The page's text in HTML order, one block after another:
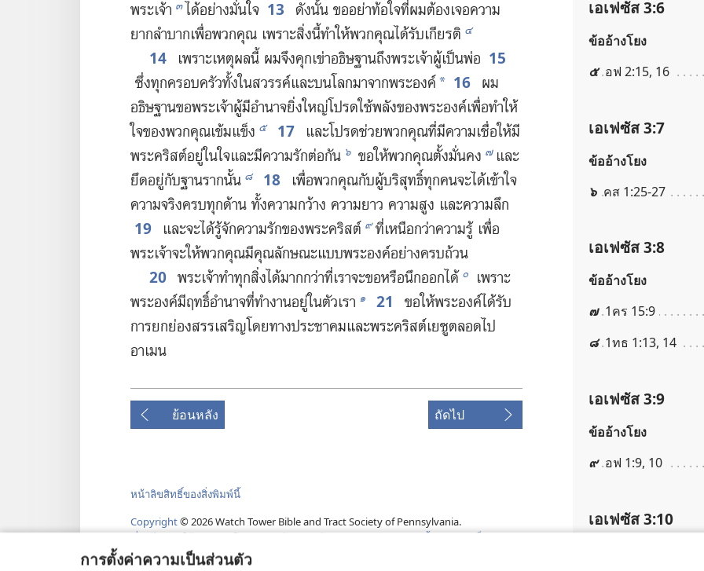
การตั้งค่าความเป็นส่วนตัว
พระเจ้า ๓ ได้​อย่าง​มั่น​ใจ 13 ดัง​นั้น ขอ​อย่า​ท้อ​ใจ​ที่​ผม​ต้อง​เจอ​ความ​
ยาก​ลำบาก​เพื่อ​พวก​คุณ เพราะ​สิ่ง​นี้​ทำ​ให้​พวก​คุณ​ได้​รับ​เกียรติ ๔
14 เพราะ​เหตุ​ผล​นี้ ผม​จึง​คุกเข่า​อธิษฐาน​ถึง​พระเจ้า​ผู้​เป็น​พ่อ 15
ซึ่ง​ทุก​ครอบครัว​ทั้ง​ใน​สวรรค์​และ​บน​โลก​มา​จาก​พระองค์* 16 ผม​
อธิษฐาน​ขอ​พระเจ้า​ผู้​มี​อำนาจ​ยิ่ง​ใหญ่​โปรด​ใช้​พลัง​ของ​พระองค์​เพื่อ​ทำ​ให้​
ใจ​ของ​พวก​คุณ​เข้มแข็ง ๕ 17
และ​โปรด​ช่วย​พวก​คุณ​ที่​มี​ความ​เชื่อ​ให้​มี​
พระ​คริสต์​อยู่​ใน​ใจ​และ​มี​ความ​รัก​ต่อ​กัน ๖ ขอ​ให้​พวก​คุณ​ตั้ง​มั่นคง ๗ และ​
ยึด​อยู่​กับ​ฐาน​ราก​นั้น ๘ 18
เพื่อ​พวก​คุณ​กับ​ผู้​บริสุทธิ์​ทุก​คน​จะ​ได้​เข้าใจ​
ความ​จริง​ครบ​ทุก​ด้าน ทั้ง​ความ​กว้าง ความ​ยาว ความ​สูง และ​ความ​ลึก
19 และ​จะ​ได้​รู้​จัก​ความ​รัก​ของ​พระ​คริสต์ ๙ ที่​เหนือ​กว่า​ความ​รู้ เพื่อ​
พระเจ้า​จะ​ให้​พวก​คุณ​มี​คุณลักษณะ​แบบ​พระองค์​อย่าง​ครบ​ถ้วน
20 พระเจ้า​ทำ​ทุก​สิ่ง​ได้​มาก​กว่า​ที่​เรา​จะ​ขอ​หรือ​นึก​ออก​ได้ ๐
เพราะ​
พระองค์​มี​ฤทธิ์​อำนาจ​ที่​ทำ​งาน​อยู่​ใน​ตัว​เรา ๑ 21
ขอ​ให้​พระองค์​ได้​รับ​
การ​ยกย่อง​สรรเสริญ​โดย​ทาง​ประชาคม​และ​พระ​คริสต์​เยซู​ตลอด​ไป
อาเมน
ย้อนหลัง ถัดไป
หน้าลิขสิทธิ์ของสิ่งพิมพ์นี้
Copyright© 2026Watch Tower Bible and Tract Society of Pennsylvania.
เงื่อนไขการใช้งาน
นโยบายการคุ้มครองข้อมูลส่วนบุคคล การตั้งค่าความเป็นส่วนตัว
เอเฟซัส 3:6
ข้ออ้างโยง
๕ อฟ 2:15, 16
เอเฟซัส 3:7
ข้ออ้างโยง
๖ คส 1:25-27
เอเฟซัส 3:8
ข้ออ้างโยง
๗ 1คร 15:9
๘ 1ทธ 1:13, 14
เอเฟซัส 3:9
ข้ออ้างโยง
๙ อฟ 1:9, 10
เอเฟซัส 3:10